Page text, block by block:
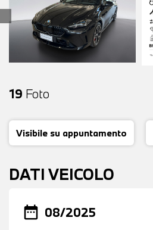
19 Foto
Visibile su appuntamento
DATI VEICOLO
date_range 08/2025